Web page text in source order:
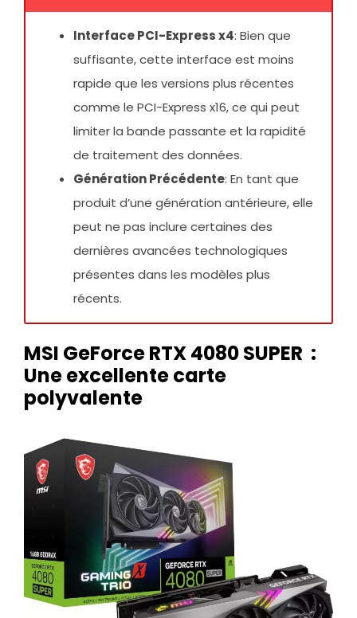
Interface PCI-Express x4: Bien que
suffisante, cette interface est moins
rapide que les versions plus récentes
comme le PCI-Express x16, ce qui peut
limiter la bande passante et la rapidité
de traitement des données.
Génération Précédente: En tant que
produit d’une génération antérieure, elle
peut ne pas inclure certaines des
dernières avancées technologiques
présentes dans les modèles plus
récents.
MSI GeForce RTX 4080 SUPER :
Une excellente carte
polyvalente